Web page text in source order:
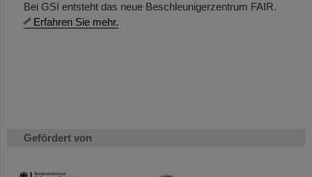
Bei GSI entsteht das neue Beschleunigerzentrum FAIR.
Erfahren Sie mehr.
Gefördert von
HMWK